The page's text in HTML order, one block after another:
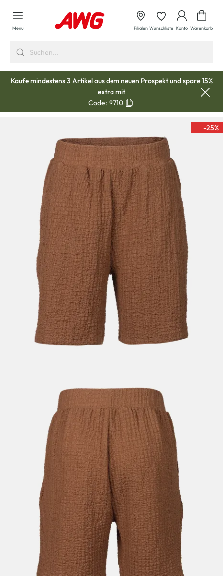
springen
Menü Filialen Wunschliste Konto Warenkorb
Kaufe mindestens 3 Artikel aus demneuen Prospektund spare 15%
extra mit
Code: 9710
-25%